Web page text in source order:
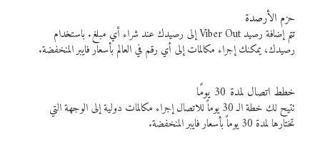
حزم الأرصدة
تتم إضافة رصيد Viber Out إلى رصيدك عند شراء أي مبلغ. باستخدام
رصيدك، يمكنك إجراء مكالمات إلى أي رقم في العالم بأسعار فايبر المنخفضة.
خطط اتصال لمدة 30 يومًا
تتيح لك خطة الـ 30 يوماً للاتصال إجراء مكالمات دولية إلى الوجهة التي
تختارها لمدة 30 يوماً بأسعار فايبر المنخفضة.